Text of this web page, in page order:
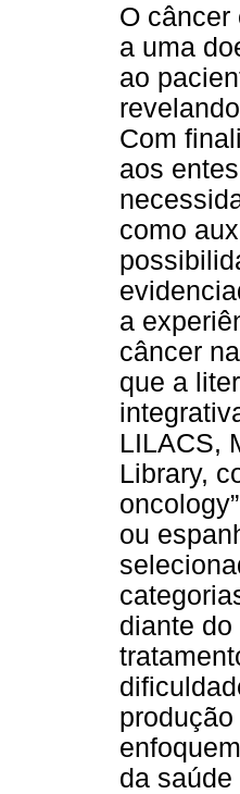
O câncer
a uma
ao
Com
aos
como
a
câncer
que a
LILACS,
Library,
ou
diante do
da